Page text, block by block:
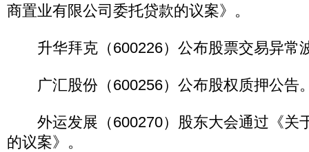
商置业有限公司委托贷款的议案》。
升华拜克（600226）公布股票交易异常
广汇股份（600256）公布股权质押公告
外运发展（600270）股东大会通过《关
的议案》。